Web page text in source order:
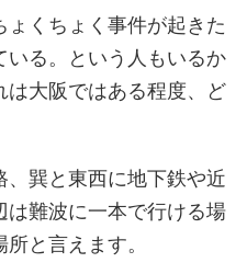
くちょく事件が起きた
いる。という人もいるか
は大阪ではある程度、ど
巽と東西に地下鉄や近
は難波に一本で行ける場
と言えます。